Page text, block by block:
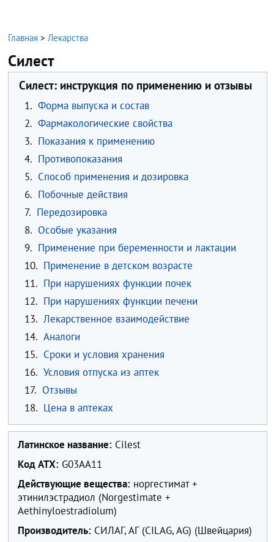
Главная >Лекарства
Силест
Силест: инструкция по применению и отзывы
1. Форма выпуска и состав
2. Фармакологические свойства
3. Показания к применению
4. Противопоказания
5. Способ применения и дозировка
6. Побочные действия
7. Передозировка
8. Особые указания
9. Применение при беременности и лактации
10. Применение в детском возрасте
11. При нарушениях функции почек
12. При нарушениях функции печени
13. Лекарственное взаимодействие
14. Аналоги
15. Сроки и условия хранения
16. Условия отпуска из аптек
17. Отзывы
18. Цена в аптеках
Латинское название: Cilest
Код ATX: G03AA11
Действующие вещества: норгестимат +
этинилэстрадиол (Norgestimate +
Aethinyloestradiolum)
Производитель: СИЛАГ, АГ (CILAG, AG) (Швейцария)